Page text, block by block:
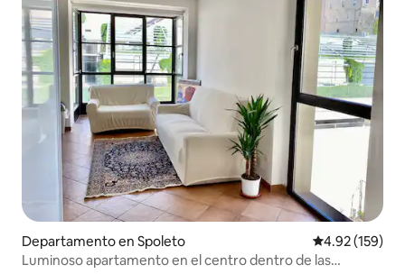
Departamento en Spoleto Calificación
4.92 (159)
Luminoso apartamento en el centro dentro de las